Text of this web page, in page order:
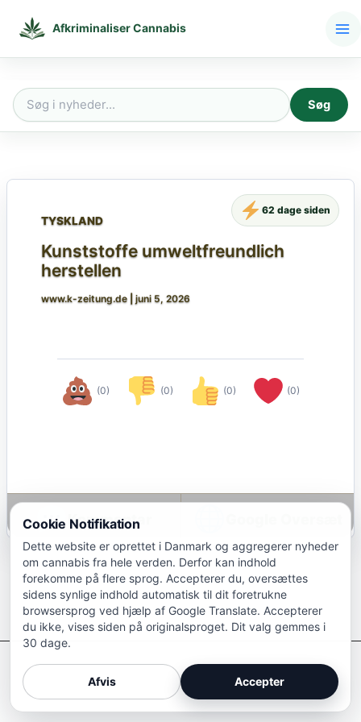
Afkriminaliser Cannabis
Søg
Søg
TYSKLAND
Kunststoffe umweltfreundlich
herstellen
www.k-zeitung.de juni 5, 2026
(0) (0) (0) (0)
62 dage siden
Afkriminaliser Cannabis
Cookie Notifikation
Dette website er oprettet i Danmark og aggregerer nyheder
om cannabis fra hele verden. Derfor kan indhold
forekomme på flere sprog. Accepterer du, oversættes
sidens synlige indhold automatisk til dit foretrukne
browsersprog ved hjælp af Google Translate. Accepterer
du ikke, vises siden på originalsproget. Dit valg gemmes i
30 dage.
Afvis Accepter